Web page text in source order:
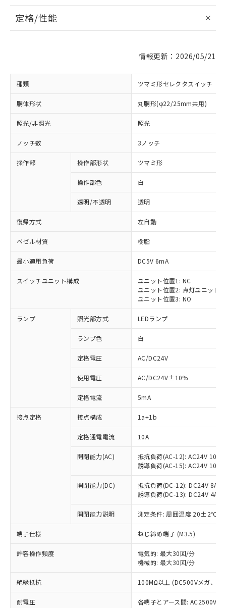
定格/性能
情報更新：2026/05/21
種類 ツマミ形セレクタスイッチ
胴体形状 丸胴形(φ22/25mm共用)
照光/非照光 照光
ノッチ数 3ノッチ
操作部 操作部形状 ツマミ形
操作部色 白
透明/不透明 透明
復帰方式 左自動
ベゼル材質 樹脂
最小適用負荷 DC5V 6mA
スイッチユニット構成
ユニット位置1: NC
ユニット位置2: 点灯ユニット
ユニット位置3: NO
ランプ 照光部方式 LEDランプ
ランプ色 白
定格電圧 AC/DC24V
使用電圧 AC/DC24V±10%
定格電流 5mA
接点定格 接点構成 1a+1b
定格通電電流 10A
開閉能力(AC)
抵抗負荷(AC-12): AC24V 10A/
誘導負荷(AC-15): AC24V
開閉能力(DC)
抵抗負荷(DC-12): DC24V 8A/
誘導負荷(DC-13): DC24V 4A/
開閉能力説明 測定条件: 周囲温度 20±2℃、
端子仕様 ねじ締め端子 (M3.5)
許容操作頻度
電気的: 最大30回/分
機械的: 最大30回/分
絶縁抵抗 100MΩ以上 (DC500Vメガ、点
耐電圧
各端子とアース間: AC2500V
ご利用条件
以下の条件をお読みいただき、同意のうえ
本サービスは、当社制御機器事業取扱
商品の当社在庫状況および標準価格
(税抜)を提供させていただくもので
当社制御機器事業取扱商品の中には、
本サービスの対象外となる商品もある
ことをご了承ください。
※1 対応状況
対応済み：EU RoHS指令（10物質）の
非含有に対応した製品が提供可能な商品で
対応予定：EU RoHS指令（10物質）の非含
有に対応した製品に切り替える予定のある
対応予定なし：EU RoHS指令（10物質）の
非含有に非対応の商品で、対応品を出す予
調査・確認中：EU RoHS指令（10物質）の
非含有の対応状況を調査中または確認中の
商品です。
非該当品：ライセンス料など無形物で、有
仕入先様の事情により、非含有部品として
いたものが、含有品と判明した場合などや
「○」：最大均質材料含有率が中国RoHSの
基準値以下であることを示します。
「×」：最大均質材料含有率が中国RoHSの
基準値を超えていることを示します。
当社は、これら貴社製品のうち、外国